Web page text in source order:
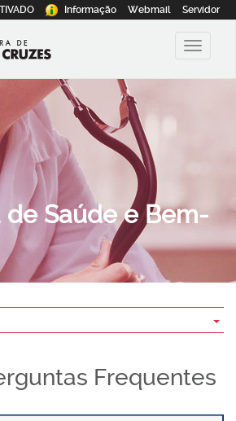
Informação Webmail Servidor
de Saúde e Bem-
Frequentes